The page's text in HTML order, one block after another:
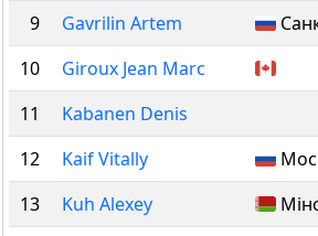
9
Gavrilin Artem
10
Giroux Jean Marc
11
Kabanen Denis
12
Kaif Vitally
13
Kuh Alexey